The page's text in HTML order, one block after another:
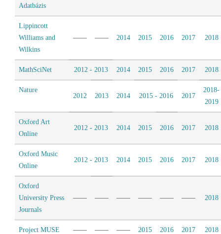
Adatbázis
Lippincott
Williams and
Wilkins
2014 2015 2016 2017 2018
MathSciNet 2012 - 2013 2014 2015 2016 2017 2018
Nature
2012
2013 2014 2015 - 2016 2017
2018-
2019
Oxford Art
Online
2012 - 2013 2014 2015 2016 2017 2018
Oxford Music
Online
2012 - 2013 2014 2015 2016 2017 2018
Oxford
University Press
Journals
2018
Project MUSE 2015 2016 2017 2018